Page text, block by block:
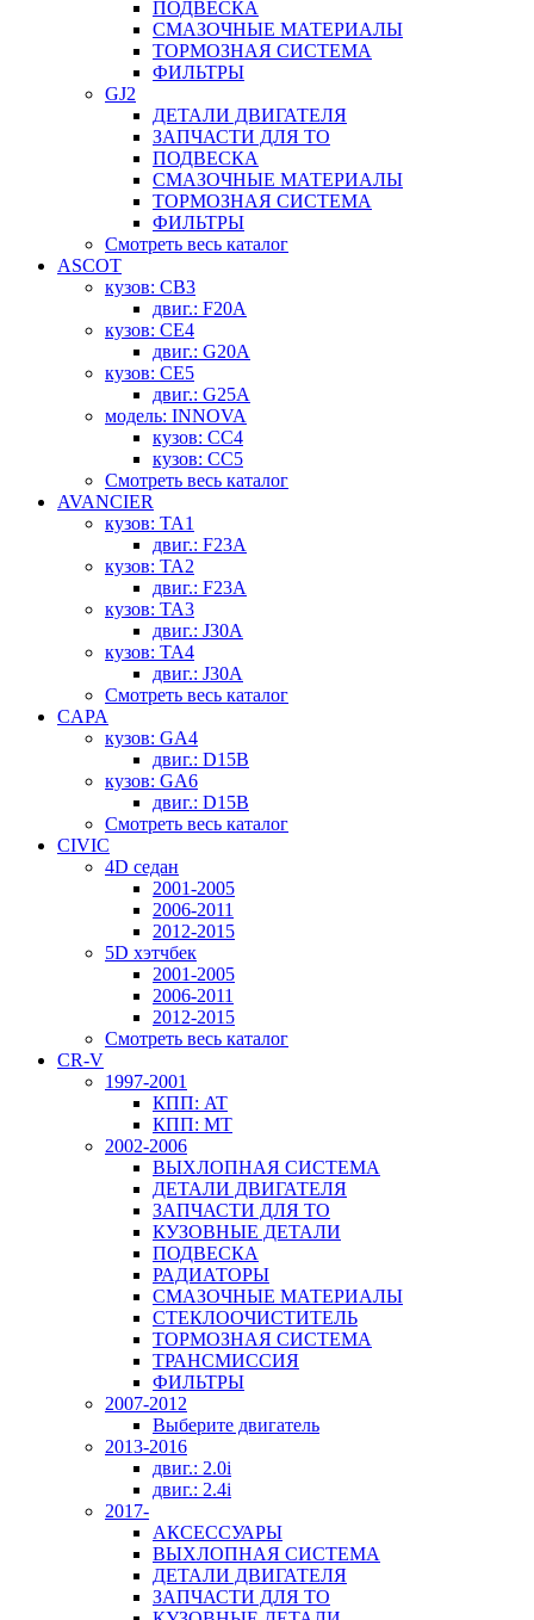
ПОДВЕСКА
СМАЗОЧНЫЕ МАТЕРИАЛЫ
ТОРМОЗНАЯ СИСТЕМА
ФИЛЬТРЫ
GJ2
ДЕТАЛИ ДВИГАТЕЛЯ
ЗАПЧАСТИ ДЛЯ ТО
ПОДВЕСКА
СМАЗОЧНЫЕ МАТЕРИАЛЫ
ТОРМОЗНАЯ СИСТЕМА
ФИЛЬТРЫ
Смотреть весь каталог
ASCOT
кузов: CB3
двиг.: F20A
кузов: CE4
двиг.: G20A
кузов: CE5
двиг.: G25A
модель: INNOVA
кузов: CC4
кузов: CC5
Смотреть весь каталог
AVANCIER
кузов: TA1
двиг.: F23A
кузов: TA2
двиг.: F23A
кузов: TA3
двиг.: J30A
кузов: TA4
двиг.: J30A
Смотреть весь каталог
CAPA
кузов: GA4
двиг.: D15B
кузов: GA6
двиг.: D15B
Смотреть весь каталог
CIVIC
4D седан
2001-2005
2006-2011
2012-2015
5D хэтчбек
2001-2005
2006-2011
2012-2015
Смотреть весь каталог
CR-V
1997-2001
КПП: AT
КПП: MT
2002-2006
ВЫХЛОПНАЯ СИСТЕМА
ДЕТАЛИ ДВИГАТЕЛЯ
ЗАПЧАСТИ ДЛЯ ТО
КУЗОВНЫЕ ДЕТАЛИ
ПОДВЕСКА
РАДИАТОРЫ
СМАЗОЧНЫЕ МАТЕРИАЛЫ
СТЕКЛООЧИСТИТЕЛЬ
ТОРМОЗНАЯ СИСТЕМА
ТРАНСМИССИЯ
ФИЛЬТРЫ
2007-2012
Выберите двигатель
2013-2016
двиг.: 2.0i
двиг.: 2.4i
2017-
АКСЕССУАРЫ
ВЫХЛОПНАЯ СИСТЕМА
ДЕТАЛИ ДВИГАТЕЛЯ
ЗАПЧАСТИ ДЛЯ ТО